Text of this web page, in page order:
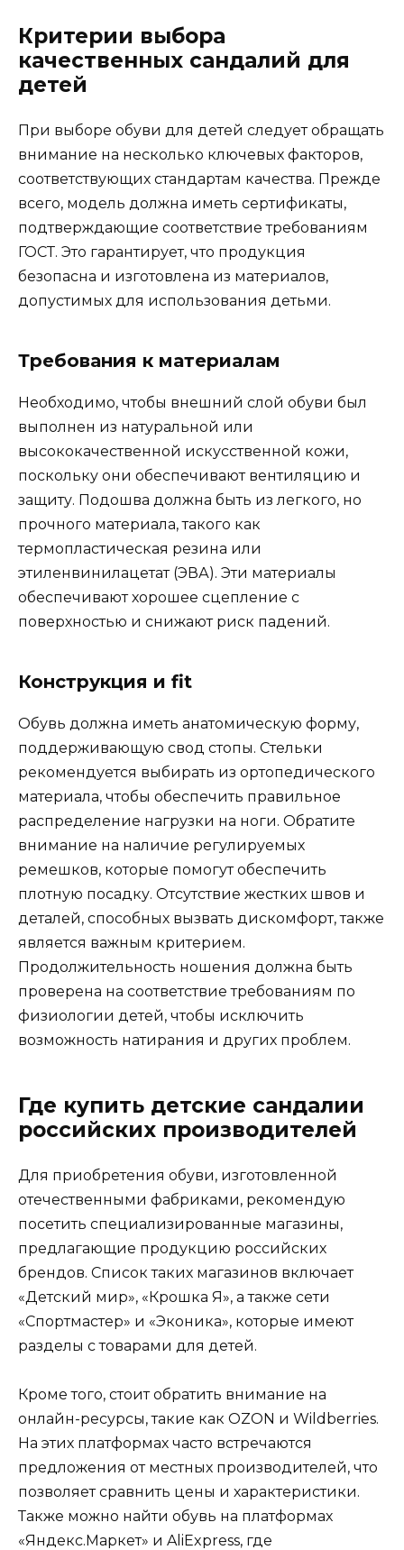
Критерии выбора
качественных сандалий для
детей
При выборе обуви для детей следует обращать
внимание на несколько ключевых факторов,
соответствующих стандартам качества. Прежде
всего, модель должна иметь сертификаты,
подтверждающие соответствие требованиям
ГОСТ. Это гарантирует, что продукция
безопасна и изготовлена из материалов,
допустимых для использования детьми.
Требования к материалам
Необходимо, чтобы внешний слой обуви был
выполнен из натуральной или
высококачественной искусственной кожи,
поскольку они обеспечивают вентиляцию и
защиту. Подошва должна быть из легкого, но
прочного материала, такого как
термопластическая резина или
этиленвинилацетат (ЭВА). Эти материалы
обеспечивают хорошее сцепление с
поверхностью и снижают риск падений.
Конструкция и fit
Обувь должна иметь анатомическую форму,
поддерживающую свод стопы. Стельки
рекомендуется выбирать из ортопедического
материала, чтобы обеспечить правильное
распределение нагрузки на ноги. Обратите
внимание на наличие регулируемых
ремешков, которые помогут обеспечить
плотную посадку. Отсутствие жестких швов и
деталей, способных вызвать дискомфорт, также
является важным критерием.
Продолжительность ношения должна быть
проверена на соответствие требованиям по
физиологии детей, чтобы исключить
возможность натирания и других проблем.
Где купить детские сандалии
российских производителей
Для приобретения обуви, изготовленной
отечественными фабриками, рекомендую
посетить специализированные магазины,
предлагающие продукцию российских
брендов. Список таких магазинов включает
«Детский мир», «Крошка Я», а также сети
«Спортмастер» и «Эконика», которые имеют
разделы с товарами для детей.
Кроме того, стоит обратить внимание на
онлайн-ресурсы, такие как OZON и Wildberries.
На этих платформах часто встречаются
предложения от местных производителей, что
позволяет сравнить цены и характеристики.
Также можно найти обувь на платформах
«Яндекс.Маркет» и AliExpress, где